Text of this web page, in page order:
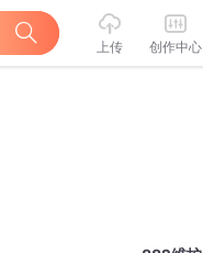
上传 创作中心